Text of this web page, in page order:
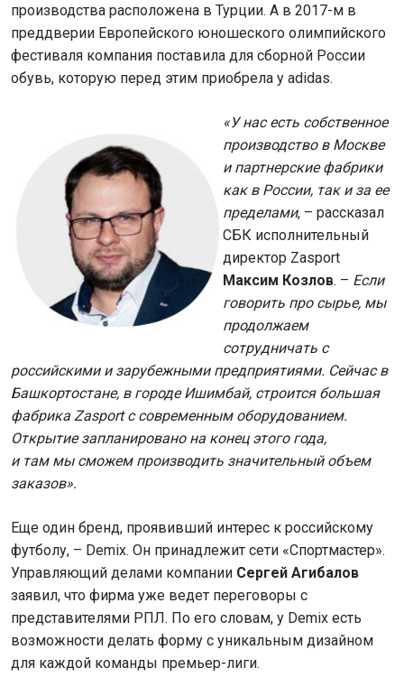
производства расположена в Турции. А в 2017-м в
преддверии Европейского юношеского олимпийского
фестиваля компания поставила для сборной России
обувь, которую перед этим приобрела у adidas.
«У нас есть собственное
производство в Москве
и партнерские фабрики
как в России, так и за ее
пределами, – рассказал
СБК исполнительный
директор Zasport
Максим Козлов. – Если
говорить про сырье, мы
продолжаем
сотрудничать с
российскими и зарубежными предприятиями. Сейчас в
Башкортостане, в городе Ишимбай, строится большая
фабрика Zasport с современным оборудованием.
Открытие запланировано на конец этого года,
и там мы сможем производить значительный объем
заказов».
Еще один бренд, проявивший интерес к российскому
футболу, – Demix. Он принадлежит сети «Спортмастер».
Управляющий делами компании Сергей Агибалов
заявил, что фирма уже ведет переговоры с
представителями РПЛ. По его словам, у Demix есть
возможности делать форму с уникальным дизайном
для каждой команды премьер-лиги.